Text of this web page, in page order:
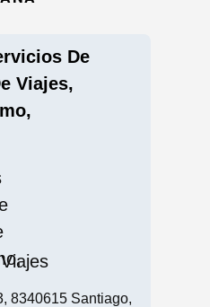
De
Viajes,
8340615 Santiago,